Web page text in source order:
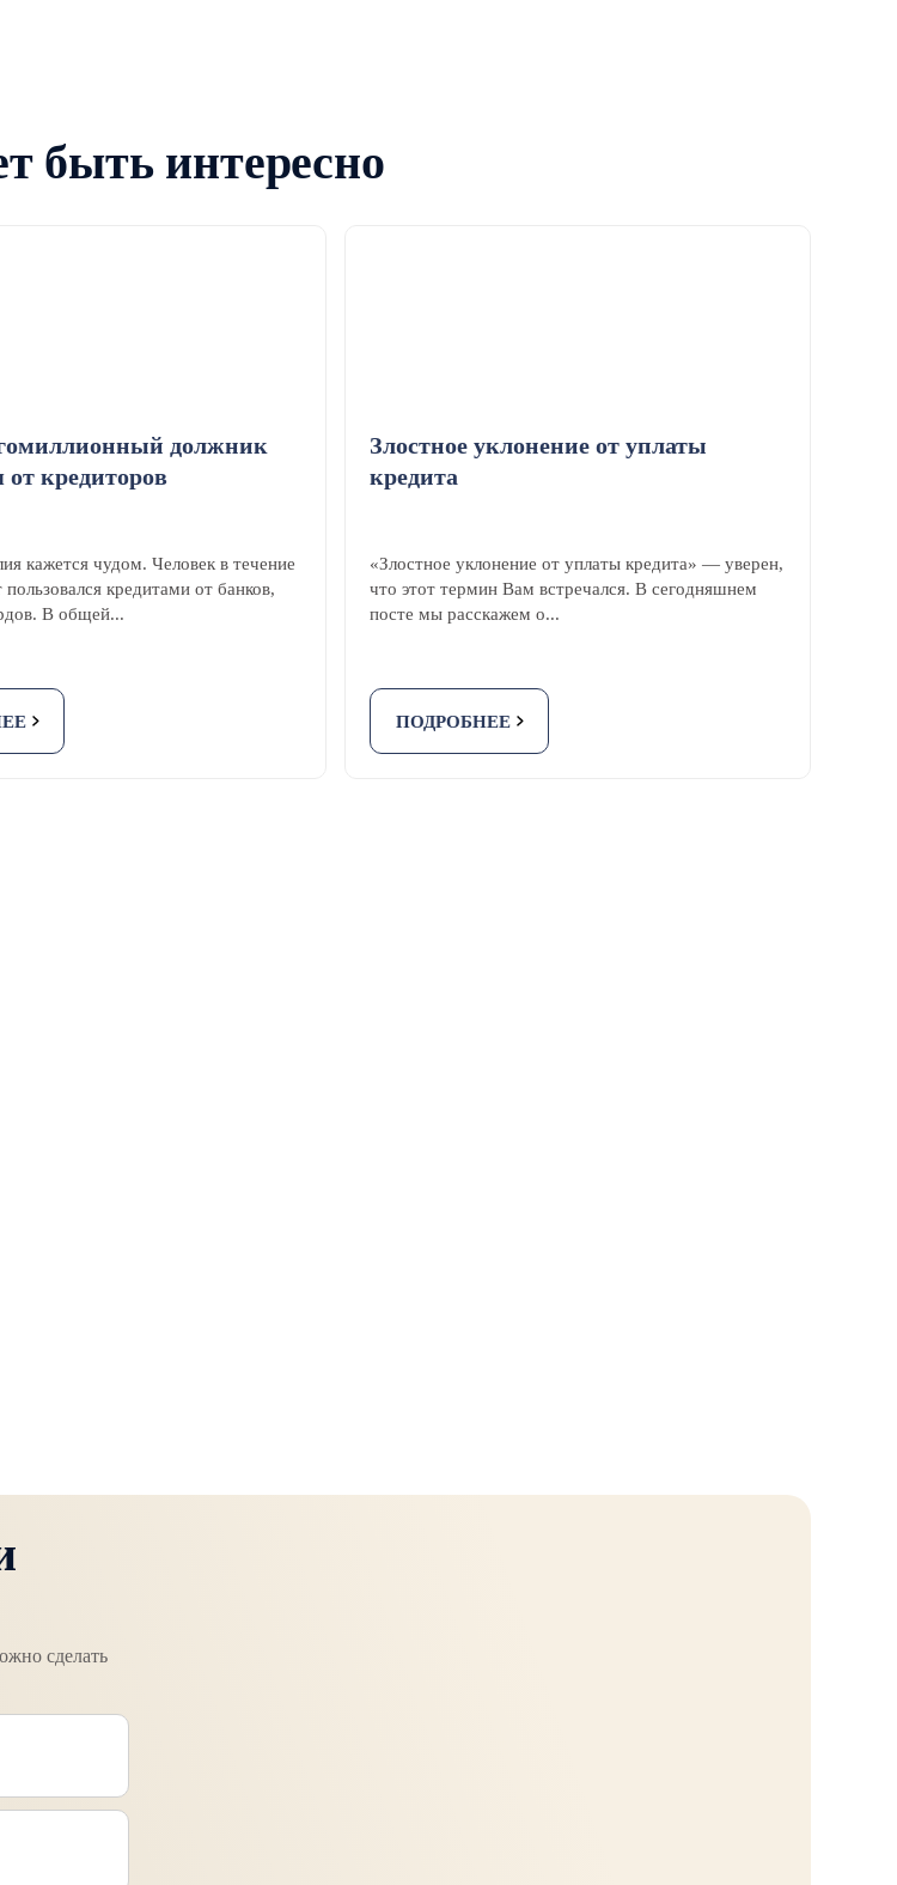
быть интересно
должник
кредиторов
кажется чудом. Человек в течение
пользовался кредитами от банков,
В общей...
Злостное уклонение от уплаты
кредита
«Злостное уклонение от уплаты кредита» — уверен,
что этот термин Вам встречался. В сегодняшнем
посте мы расскажем о...
ПОДРОБНЕЕ
сделать